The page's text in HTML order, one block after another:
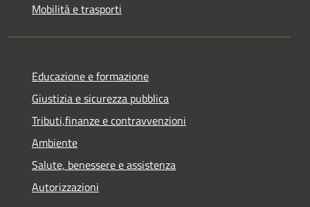
Mobilità e trasporti
Educazione e formazione
Giustizia e sicurezza pubblica
Tributi,finanze e contravvenzioni
Ambiente
Salute, benessere e assistenza
Autorizzazioni